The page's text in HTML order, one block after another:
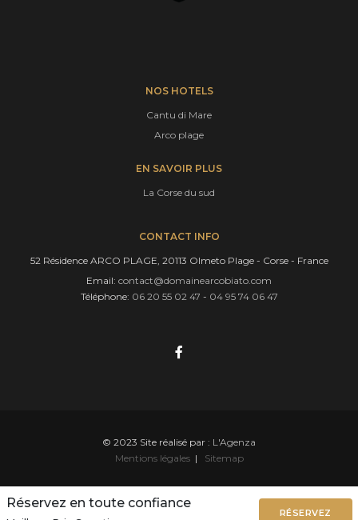
Réservez en toute confiance
RÉSERVEZ
NOS HOTELS
Cantu di Mare
Arco plage
EN SAVOIR PLUS
La Corse du sud
CONTACT INFO
52 Résidence ARCO PLAGE, 20113 Olmeto Plage - Corse - France
Email: contact@domainearcobiato.com
Téléphone: 06 20 55 02 47 - 04 95 74 06 47
© 2023 Site réalisé par : L'Agenza
Mentions légales| Sitemap